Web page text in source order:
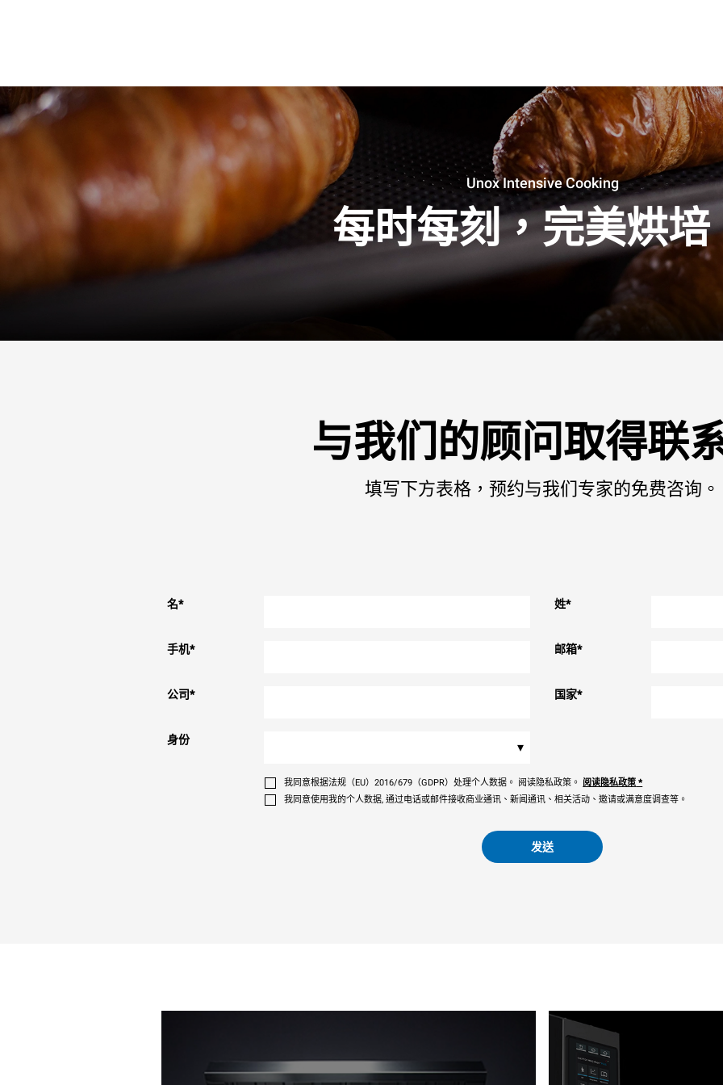
Unox Intensive Cooking
每时每刻，完美烘培
与我们的顾问取得联
填写下方表格，预约与我们专家的免费咨询。
名* 姓*
手机* 邮箱*
公司* 国家*
身份 ▾
我同意根据法规（EU）2016/679（GDPR）处理个人数据。 阅读隐私政策。 阅读隐私政策 *
我同意使用我的个人数据, 通过电话或邮件接收商业通讯、新闻通讯、相关活动、邀请或满意度调查等。
发送